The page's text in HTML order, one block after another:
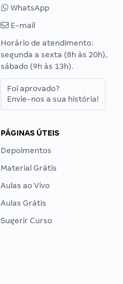
WhatsApp
E-mail
Horário de atendimento:
segunda a sexta (8h às 20h),
sábado (9h às 13h).
Foi aprovado?
Envie-nos a sua história!
PÁGINAS ÚTEIS
Depoimentos
Material Grátis
Aulas ao Vivo
Aulas Grátis
Sugerir Curso